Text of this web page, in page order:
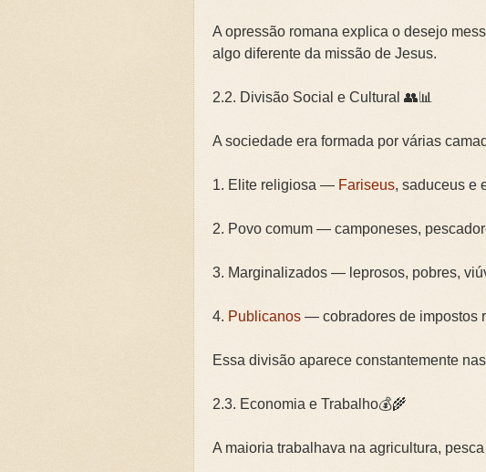
A opressão romana explica o desejo
algo diferente da missão de Jesus.
2.2. Divisão Social e Cultural 👥📊
A sociedade era formada por várias
1. Elite religiosa — Fariseus, saduceus e
2. Povo comum — camponeses,
3. Marginalizados — leprosos, pobres,
4. Publicanos — cobradores de impostos
Essa divisão aparece constantemente
2.3. Economia e Trabalho💰🌾
A maioria trabalhava na agricultura,